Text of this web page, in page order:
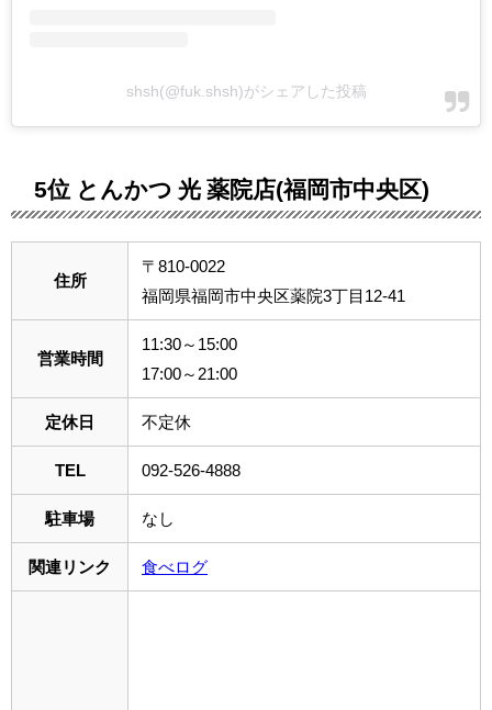
shsh(@fuk.shsh)がシェアした投稿
5位 とんかつ 光 薬院店(福岡市中央区)
住所
〒810-0022
福岡県福岡市中央区薬院3丁目12-41
営業時間
11:30～15:00
17:00～21:00
定休日 不定休
TEL 092-526-4888
駐車場 なし
関連リンク 食べログ